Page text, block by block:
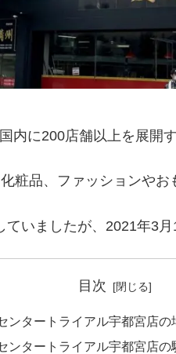
内に200店舗以上を展開
粧品、ファッションやお
いましたが、2021年3
目次
ンタートライアル宇都宮店の
ンタートライアル宇都宮店の